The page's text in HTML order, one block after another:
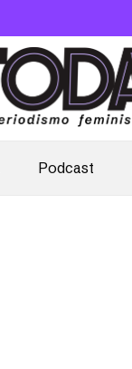
Podcast